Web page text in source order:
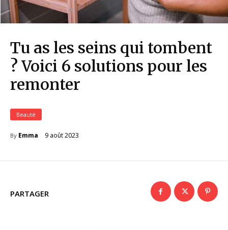
Tu as les seins qui tombent
? Voici 6 solutions pour les
remonter
Beauté
By Emma 9 août 2023
PARTAGER